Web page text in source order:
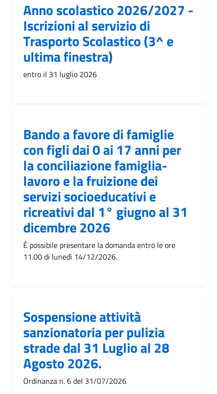
Anno scolastico 2026/2027 -
Iscrizioni al servizio di
Trasporto Scolastico (3^ e
ultima finestra)
entro il 31 luglio 2026
Bando a favore di famiglie
con figli dai 0 ai 17 anni per
la conciliazione famiglia-
lavoro e la fruizione dei
servizi socioeducativi e
ricreativi dal 1° giugno al 31
dicembre 2026
É possibile presentare la domanda entro le ore
11.00 di lunedì 14/12/2026.
Sospensione attività
sanzionatoria per pulizia
strade dal 31 Luglio al 28
Agosto 2026.
Ordinanza n. 6 del 31/07/2026